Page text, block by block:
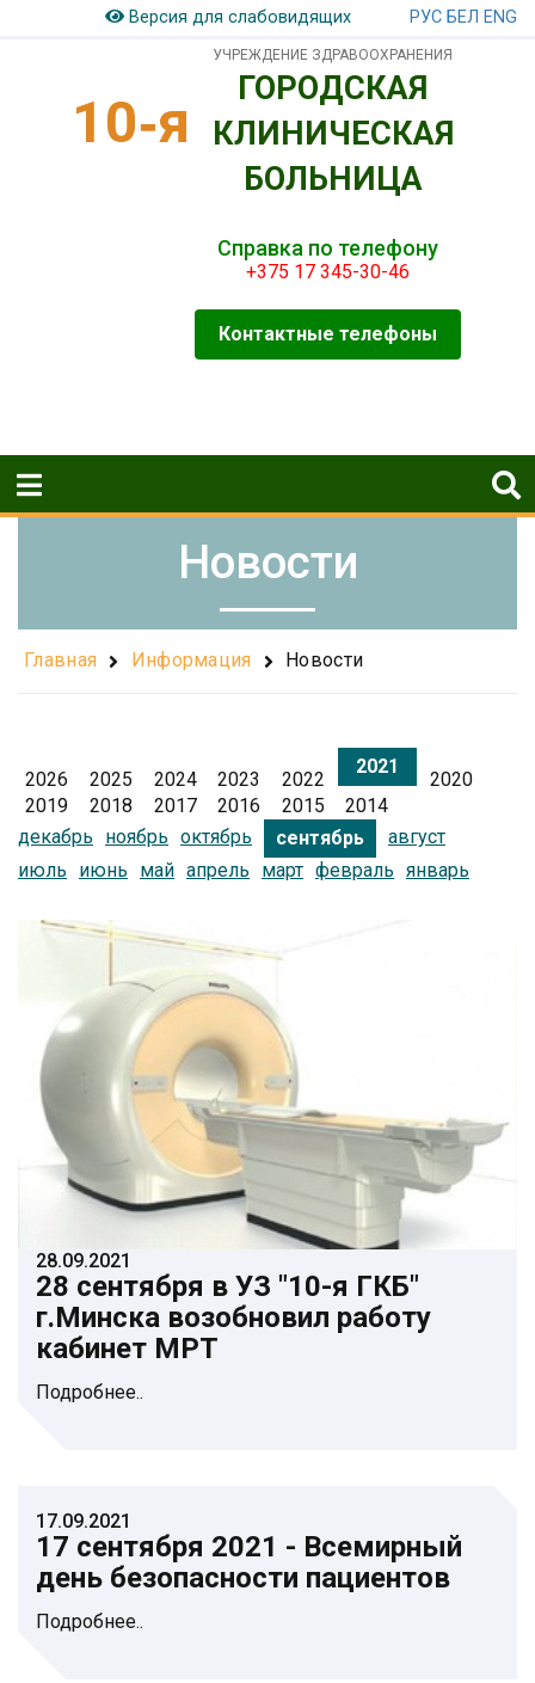
Версия для слабовидящих РУС БЕЛ ENG
10‑я
УЧРЕЖДЕНИЕ ЗДРАВООХРАНЕНИЯ
ГОРОДСКАЯ
КЛИНИЧЕСКАЯ
БОЛЬНИЦА
Справка по телефону
+375 17 345-30-46
Контактные телефоны
Новости
Главная Информация Новости
2026 2025 2024 2023 2022
2021
2020
2019
2018 2017 2016 2015
2014
декабрь
ноябрь октябрь сентябрь
август
июль
июнь май апрель март февраль январь
28.09.2021
28 сентября в УЗ "10-я ГКБ"
г.Минска возобновил работу
кабинет МРТ
Подробнее..
17.09.2021
17 сентября 2021 - Всемирный
день безопасности пациентов
Подробнее..